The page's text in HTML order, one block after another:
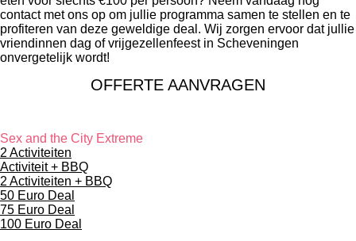
contact met ons op om jullie programma samen te stellen en te
profiteren van deze geweldige deal. Wij zorgen ervoor dat jullie
vriendinnen dag of vrijgezellenfeest in Scheveningen
onvergetelijk wordt!
OFFERTE AANVRAGEN
Sex and the City Extreme
2 Activiteiten
Activiteit + BBQ
2 Activiteiten + BBQ
50 Euro Deal
75 Euro Deal
100 Euro Deal